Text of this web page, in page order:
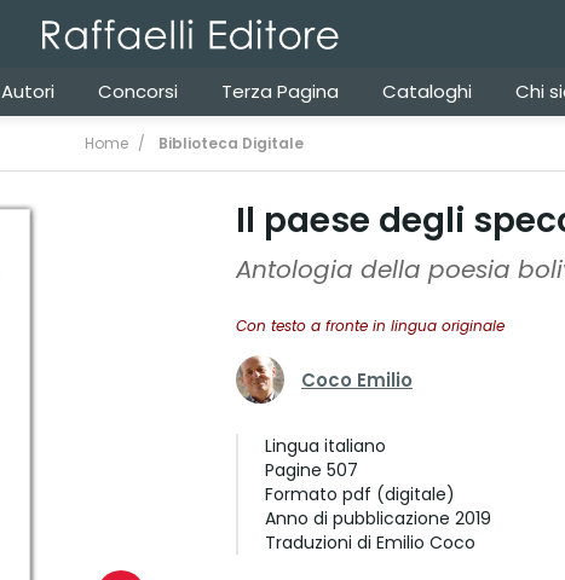
Autori Concorsi Terza Pagina Cataloghi Chi
Home Biblioteca Digitale
Il paese degli
Antologia della poesia
Con testo a fronte in lingua originale
Coco Emilio
Lingua italiano
Pagine 507
Formato pdf (digitale)
Anno di pubblicazione 2019
Traduzioni di Emilio Coco